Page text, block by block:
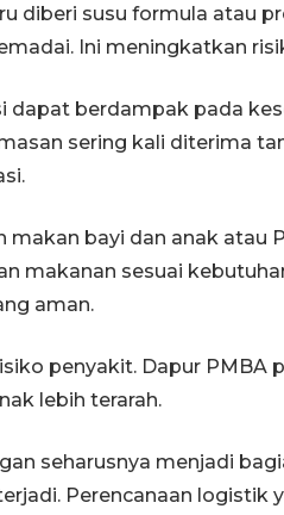
diberi susu formula atau
Ini meningkatkan
dapat berdampak pada
sering kali diterima
bayi dan anak atau
makanan sesuai
aman.
penyakit. Dapur PMBA
lebih terarah.
seharusnya menjadi
Perencanaan logistik